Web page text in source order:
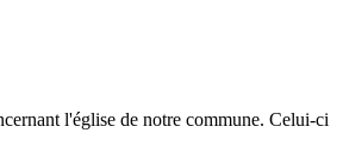
l'église de notre commune. Celui-ci